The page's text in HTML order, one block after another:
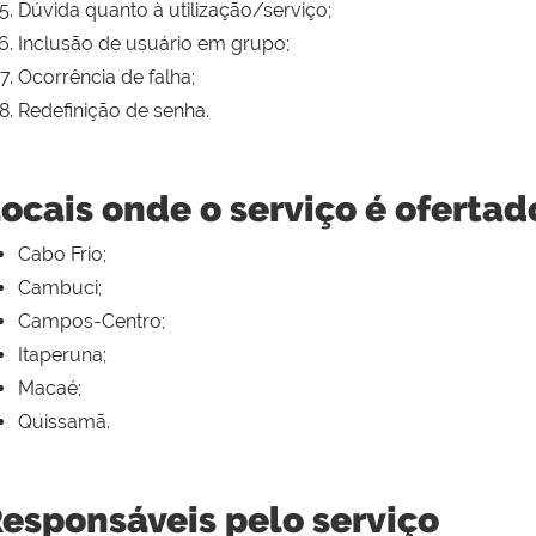
Dúvida quanto à utilização/serviço;
Inclusão de usuário em grupo;
Ocorrência de falha;
Redefinição de senha.
onde o serviço é
Cabo Frio;
Cambuci;
Campos-Centro;
Itaperuna;
Macaé;
Quissamã.
pelo serviço